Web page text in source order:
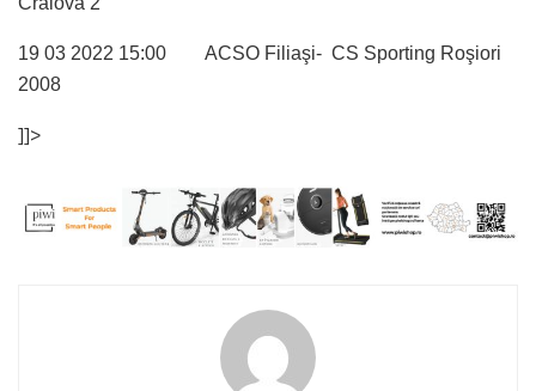
19 03 2022 15:00 ACSO Filiaşi- CS Sporting Roşiori
2008
]]>